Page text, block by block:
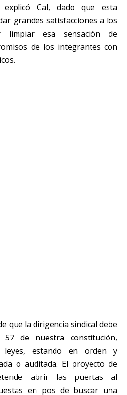
Cal, dado que esta
grandes satisfacciones a los
limpiar esa sensación de
de los integrantes con
que la dirigencia sindical debe
de nuestra constitución,
leyes, estando en orden y
o auditada. El proyecto de
abrir las puertas al
en pos de buscar una